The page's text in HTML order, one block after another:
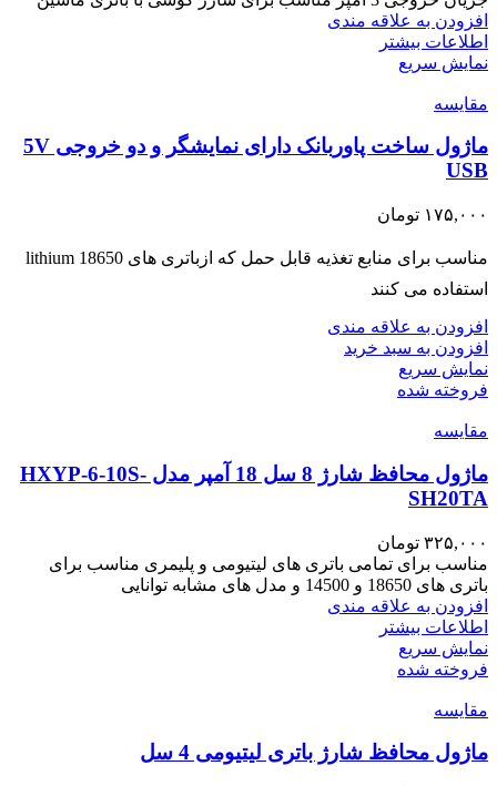
افزودن به علاقه مندی
اطلاعات بیشتر
نمایش سریع
مقايسه
ماژول ساخت پاوربانک دارای نمایشگر و دو خروجی 5V
USB
۱۷۵,۰۰۰ تومان
مناسب برای منابع تغذیه قابل حمل که ازباتری های lithium 18650
استفاده می کنند
افزودن به علاقه مندی
افزودن به سبد خرید
نمایش سریع
فروخته شده
مقايسه
ماژول محافظ شارژ 8 سل 18 آمپر مدل HXYP-6-10S-
SH20TA
۳۲۵,۰۰۰ تومان
مناسب برای تمامی باتری های لیتیومی و پلیمری مناسب برای
باتری های 18650 و 14500 و مدل های مشابه توانایی
افزودن به علاقه مندی
اطلاعات بیشتر
نمایش سریع
فروخته شده
مقايسه
ماژول محافظ شارژ باتری لیتیومی 4 سل